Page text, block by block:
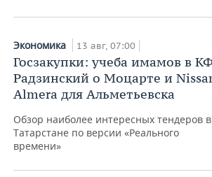
Экономика 13 авг, 07:00
Госзакупки: учеба имамов в
Радзинский о Моцарте и
Almera для Альметьевска
Обзор наиболее интересных тендеров в
Татарстане по версии «Реального
времени»